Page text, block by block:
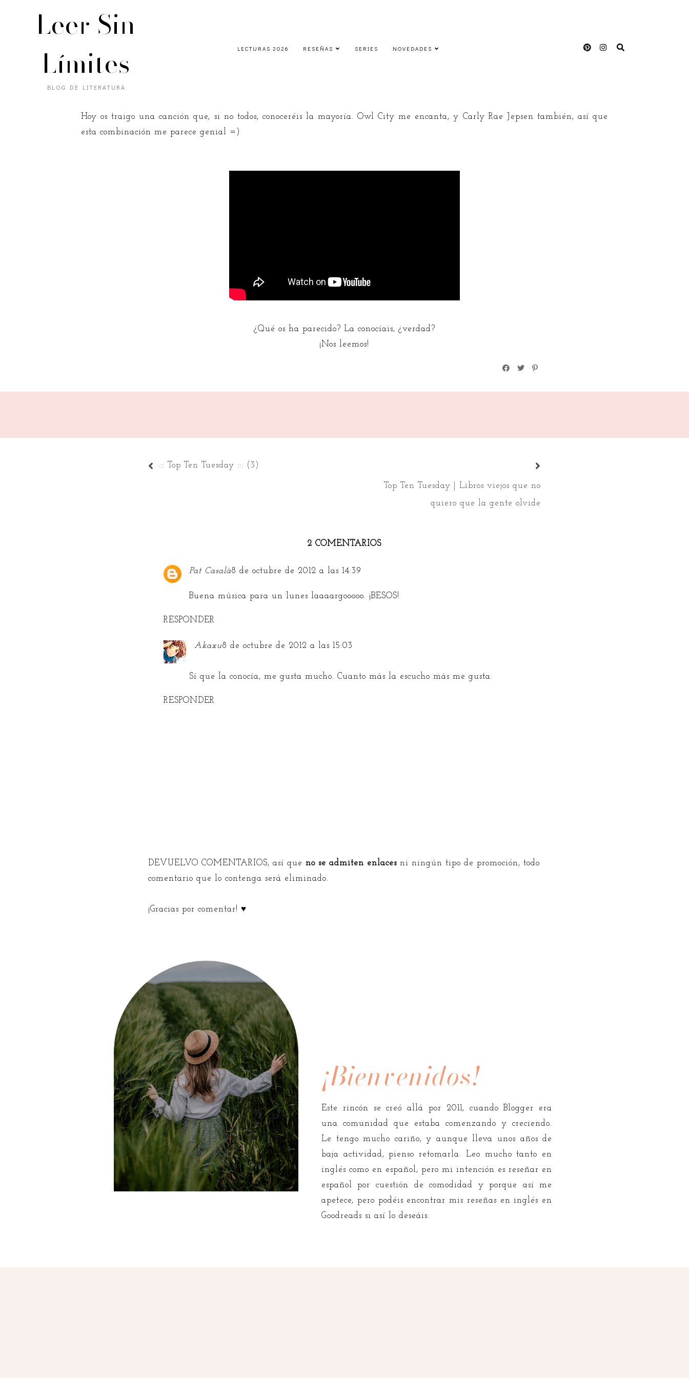
Leer Sin
Límites
BLOG DE LITERATURA
LECTURAS 2026 RESEÑAS SERIES NOVEDADES
Hoy os traigo una canción que, si no todos, conoceréis la mayoría. Owl City me encanta, y Carly Rae Jepsen también, así que
esta combinación me parece genial =)
¿Qué os ha parecido? La conocíais, ¿verdad?
¡Nos leemos!
.:: Top Ten Tuesday ::. (3)
Top Ten Tuesday | Libros viejos que no
quiero que la gente olvide
2 COMENTARIOS
Pat Casalà8 de octubre de 2012 a las 14:39
Buena música para un lunes laaaargooooo. ¡BESOS!
RESPONDER
Akaxu8 de octubre de 2012 a las 15:03
Sí que la conocía, me gusta mucho. Cuanto más la escucho más me gusta.
RESPONDER
DEVUELVO COMENTARIOS, así queno se admiten enlaces ni ningún tipo de promoción, todo
comentario que lo contenga será eliminado.
¡Gracias por comentar! ♥
¡Bienvenidos!
Este rincón se creó allá por 2011, cuando Blogger era
una comunidad que estaba comenzando y creciendo.
Le tengo mucho cariño, y aunque lleva unos años de
baja actividad, pienso retomarla. Leo mucho tanto en
inglés como en español, pero mi intención es reseñar en
español por cuestión de comodidad y porque así me
apetece, pero podéis encontrar mis reseñas en inglés en
Goodreads si así lo deseáis.